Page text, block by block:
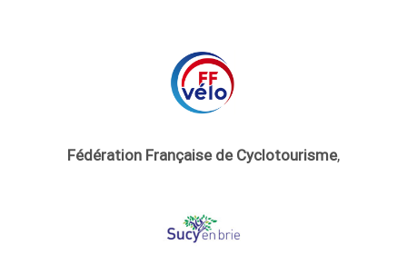
Fédération Française de Cyclotourisme,